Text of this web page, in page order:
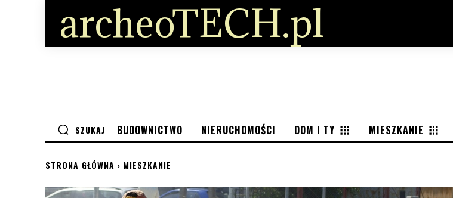
archeoTECH.pl
SZUKAJ BUDOWNICTWO NIERUCHOMOŚCI DOM I TY MIESZKANIE
STRONA GŁÓWNA MIESZKANIE